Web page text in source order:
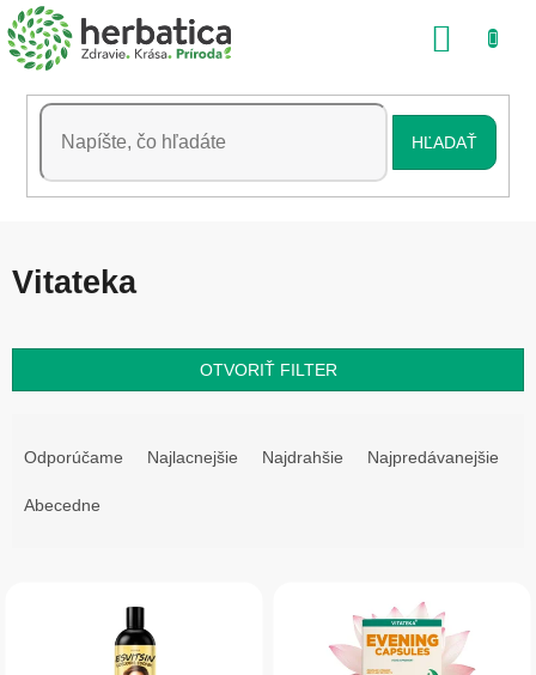
Prejsť
na
obsah
HĽADAŤ
Vitateka
OTVORIŤ FILTER
Odporúčame Najlacnejšie Najdrahšie Najpredávanejšie
Abecedne